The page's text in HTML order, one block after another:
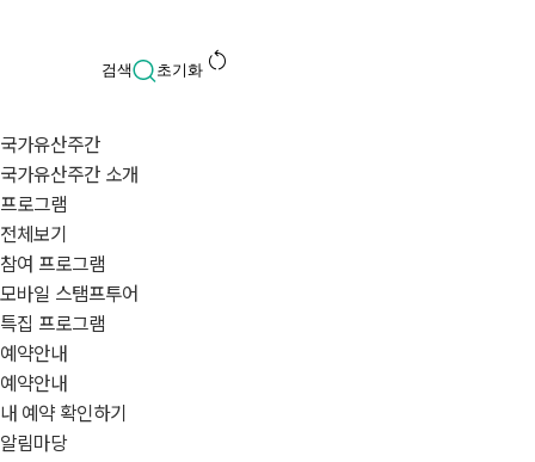
검색 초기화 restart_alt
국가유산주간
국가유산주간 소개
프로그램
전체보기
참여 프로그램
모바일 스탬프투어
특집 프로그램
예약안내
예약안내
내 예약 확인하기
알림마당